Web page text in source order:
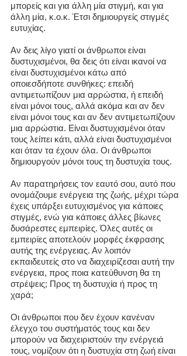
μπορείς και για άλλη μία στιγμή, και για
άλλη μία, κ.ο.κ. Έτσι δημιουργείς στιγμές
ευτυχίας.
Αν δεις λίγο γιατί οι άνθρωποι είναι
δυστυχισμένοι, θα δεις ότι είναι ικανοί να
είναι δυστυχισμένοι κάτω από
οποιεσδήποτε συνθήκες: επειδή
αντιμετωπίζουν μια αρρώστια, ή επειδή
είναι μόνοι τους, αλλά ακόμα και αν δεν
είναι μόνοι τους και αν δεν αντιμετωπίζουν
μια αρρώστια. Είναι δυστυχισμένοι όταν
τους λείπει κάτι, αλλά είναι δυστυχισμένοι
και όταν τα έχουν όλα. Οι άνθρωποι
δημιουργούν μόνοι τους τη δυστυχία τους.
Αν παρατηρήσεις τον εαυτό σου, αυτό που
ονομάζουμε ενέργεια της ζωής, μέχρι τώρα
έχεις υπάρξει ευτυχισμένος για κάποιες
στιγμές, ενώ για κάποιες άλλες βίωνες
δυσάρεστες εμπειρίες. Όλες αυτές οι
εμπειρίες αποτελούν μορφές έκφρασης
αυτής της ενέργειας. Αν λοιπόν
εκπαιδευτείς στο να διαχειρίζεσαι αυτή την
ενέργεια, προς ποια κατεύθυνση θα τη
στρέψεις; Προς τη δυστυχία ή προς τη
χαρά;
Οι άνθρωποι που δεν έχουν κανέναν
έλεγχο του συστήματός τους και δεν
μπορούν να διαχειριστούν την ενέργειά
τους, νομίζουν ότι η δυστυχία στη ζωή είναι